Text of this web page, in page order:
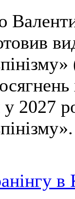
2027
в